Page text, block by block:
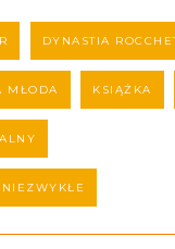
DYNASTIA
MŁODA KSIĄŻKA